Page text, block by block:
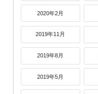
2020年2月
2019年11月
2019年8月
2019年5月